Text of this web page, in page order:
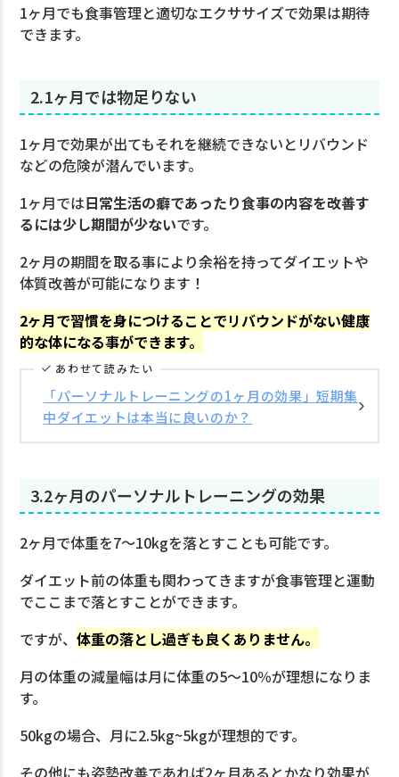
1ヶ月でも食事管理と適切なエクササイズで効果は期待
できます。
2.1ヶ月では物足りない
1ヶ月で効果が出てもそれを継続できないとリバウンド
などの危険が潜んでいます。
1ヶ月では日常生活の癖であったり食事の内容を改善す
るには少し期間が少ないです。
2ヶ月の期間を取る事により余裕を持ってダイエットや
体質改善が可能になります！
2ヶ月で習慣を身につけることでリバウンドがない健康
的な体になる事ができます。
あわせて読みたい
「パーソナルトレーニングの1ヶ月の効果」短期集
中ダイエットは本当に良いのか？
3.2ヶ月のパーソナルトレーニングの効果
2ヶ月で体重を7〜10kgを落とすことも可能です。
ダイエット前の体重も関わってきますが食事管理と運動
でここまで落とすことができます。
ですが、体重の落とし過ぎも良くありません。
月の体重の減量幅は月に体重の5〜10％が理想になりま
す。
50kgの場合、月に2.5kg~5kgが理想的です。
その他にも姿勢改善であれば2ヶ月あるとかなり効果が